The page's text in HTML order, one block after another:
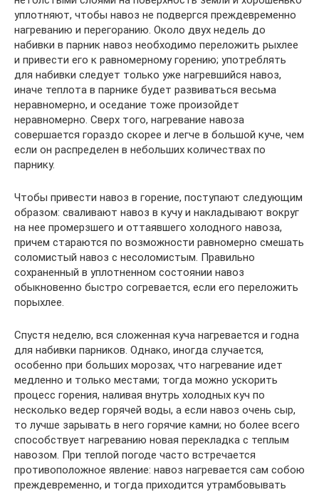
уплотняют, чтобы навоз не подвергся преждевременно
нагреванию и перегоранию. Около двух недель до
набивки в парник навоз необходимо переложить рыхлее
и привести его к равномерному горению; употреблять
для набивки следует только уже нагревшийся навоз,
иначе теплота в парнике будет развиваться весьма
неравномерно, и оседание тоже произойдет
неравномерно. Сверх того, нагревание навоза
совершается гораздо скорее и легче в большой куче, чем
если он распределен в небольших количествах по
парнику.
Чтобы привести навоз в горение, поступают следующим
образом: сваливают навоз в кучу и накладывают вокруг
на нее промерзшего и оттаявшего холодного навоза,
причем стараются по возможности равномерно смешать
соломистый навоз с несоломистым. Правильно
сохраненный в уплотненном состоянии навоз
обыкновенно быстро согревается, если его переложить
порыхлее.
Спустя неделю, вся сложенная куча нагревается и годна
для набивки парников. Однако, иногда случается,
особенно при больших морозах, что нагревание идет
медленно и только местами; тогда можно ускорить
процесс горения, наливая внутрь холодных куч по
несколько ведер горячей воды, а если навоз очень сыр,
то лучше зарывать в него горячие камни; но более всего
способствует нагреванию новая перекладка с теплым
навозом. При теплой погоде часто встречается
противоположное явление: навоз нагревается сам собою
преждевременно, и тогда приходится утрамбовывать